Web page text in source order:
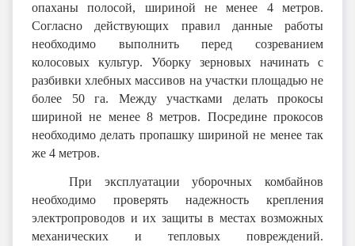
опаханы полосой, шириной не менее 4 метров.
Согласно действующих правил данные работы
необходимо выполнить перед созреванием
колосовых культур. Уборку зерновых начинать с
разбивки хлебных массивов на участки площадью не
более 50 га. Между участками делать прокосы
шириной не менее 8 метров. Посредине прокосов
необходимо делать пропашку шириной не менее так
же 4 метров.
При эксплуатации уборочных комбайнов
необходимо проверять надежность крепления
электропроводов и их защиты в местах возможных
механических и тепловых повреждений.